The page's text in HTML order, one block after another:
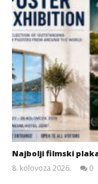
Najbolji filmski
8. kolovoza 2026.
0